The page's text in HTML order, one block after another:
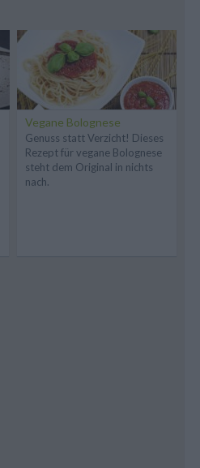
Vegane Bolognese
Genuss statt Verzicht! Dieses
Rezept für vegane Bolognese
steht dem Original in nichts
nach.